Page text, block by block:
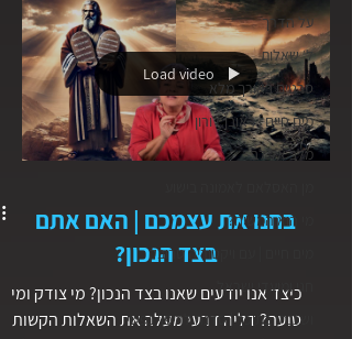
על הדרך
ל׳ שאלות
סרטים באורך מלא
מים חיים | ראובן דורון
מלב אל לב
מי הוא המשיח?
מים חיים | עם ויקטוריה טרובק
חגי ומועדי ישראל
ושכנתי בתוכך | סדנה לריפוי נפשי
Load video
בחנו את עצמכם | האם אתם
בצד הנכון?
כיצד אנו יודעים שאנו בצד הנכון? מי צודק ומי
טועה? דליה דרעי מעלה את השאלות הקשות